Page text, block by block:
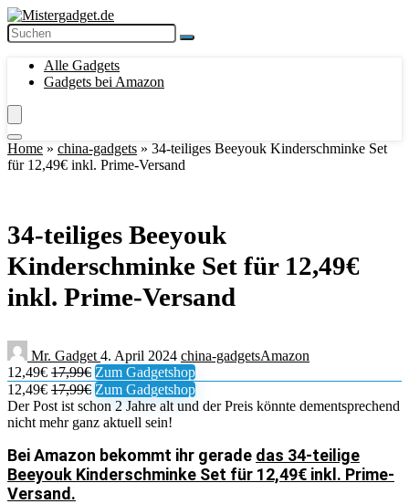
Alle Gadgets
Gadgets bei Amazon
Home » china-gadgets » 34-teiliges Beeyouk Kinderschminke Set
für 12,49€ inkl. Prime-Versand
34-teiliges Beeyouk
Kinderschminke Set für 12,49€
inkl. Prime-Versand
Mr. Gadget 4. April 2024 china-gadgetsAmazon
12,49€ 17,99€ Zum Gadgetshop
12,49€ 17,99€ Zum Gadgetshop
Der Post ist schon 2 Jahre alt und der Preis könnte dementsprechend
nicht mehr ganz aktuell sein!
Bei Amazon bekommt ihr gerade das 34-teilige
Beeyouk Kinderschminke Set für 12,49€ inkl. Prime-
Versand.